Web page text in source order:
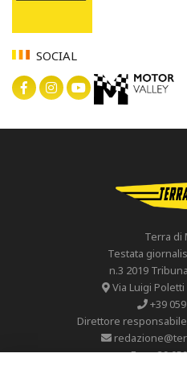
SOCIAL
Terra di
Testata
n.3 2019
Via Luigi
+39
Direttore
Fax. +39